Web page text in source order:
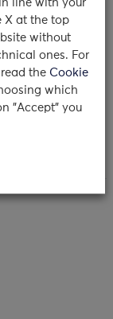
Traslazionale
del ginocchio
la
ma
X at the top
without
ones. For
the Cookie
which
"Accept" you